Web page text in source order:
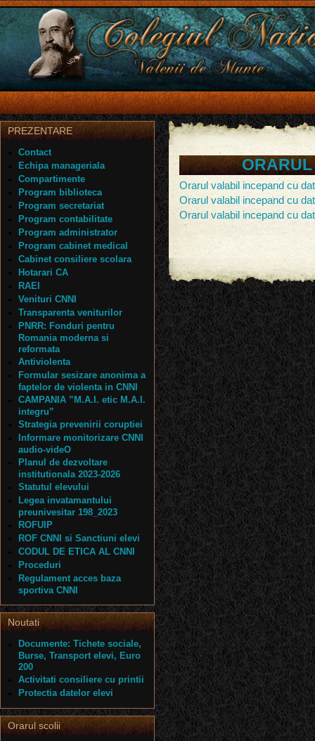
ORARUL
Orarul valabil incepand cu
Orarul valabil incepand cu
Orarul valabil incepand cu
PREZENTARE
Contact
Echipa manageriala
Compartimente
Program biblioteca
Program secretariat
Program contabilitate
Program administrator
Program cabinet medical
Cabinet consiliere scolara
Hotarari CA
RAEI
Venituri CNNI
Transparenta veniturilor
PNRR: Fonduri pentru
Romania moderna si
reformata
Antiviolenta
Formular sesizare anonima a
faptelor de violenta in CNNI
CAMPANIA ”M.A.I. etic M.A.I.
integru”
Strategia prevenirii coruptiei
Informare monitorizare CNNI
audio-videO
Planul de dezvoltare
institutionala 2023-2026
Statutul elevului
Legea invatamantului
preunivesitar 198_2023
ROFUIP
ROF CNNI si Sanctiuni elevi
CODUL DE ETICA AL CNNI
Proceduri
Regulament acces baza
sportiva CNNI
Noutati
Documente: Tichete sociale,
Burse, Transport elevi, Euro
200
Activitati consiliere cu printii
Protectia datelor elevi
Orarul scolii